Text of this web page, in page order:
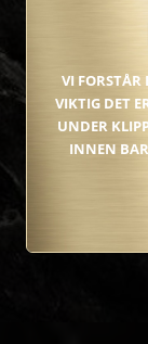
VI FORSTÅR
VIKTIG DET
UNDER
INNEN